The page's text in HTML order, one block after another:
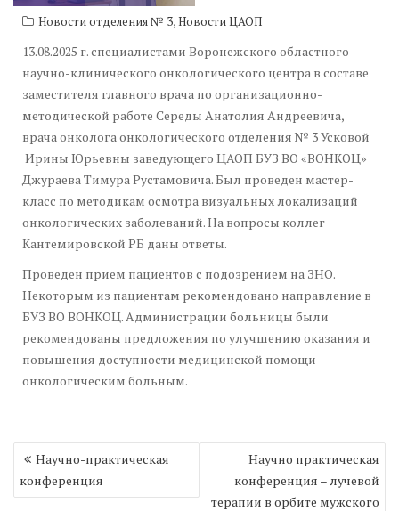
Новости отделения № 3,Новости ЦАОП
13.08.2025 г. специалистами Воронежского областного
научно-клинического онкологического центра в составе
заместителя главного врача по организационно-
методической работе Середы Анатолия Андреевича,
врача онколога онкологического отделения № 3 Усковой
Ирины Юрьевны заведующего ЦАОП БУЗ ВО «ВОНКОЦ»
Джураева Тимура Рустамовича. Был проведен мастер-
класс по методикам осмотра визуальных локализаций
онкологических заболеваний. На вопросы коллег
Кантемировской РБ даны ответы.
Проведен прием пациентов с подозрением на ЗНО.
Некоторым из пациентам рекомендовано направление в
БУЗ ВО ВОНКОЦ. Администрации больницы были
рекомендованы предложения по улучшению оказания и
повышения доступности медицинской помощи
онкологическим больным.
Навигация
по
записям
Научно-практическая
конференция
Научно практическая
конференция – лучевой
терапии в орбите мужского